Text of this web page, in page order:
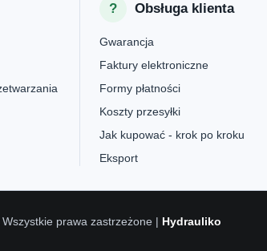
Obsługa klienta
Gwarancja
Faktury elektroniczne
Formy płatności
Koszty przesyłki
Jak kupować - krok po kroku
Eksport
Wszystkie prawa zastrzeżone | Hydrauliko